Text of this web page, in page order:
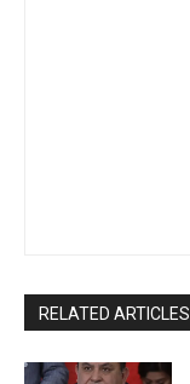
RELATED ARTICLES